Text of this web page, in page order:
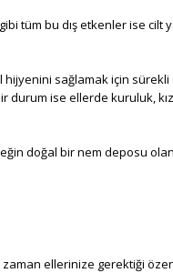
tüm bu dış etkenler ise cilt
sağlamak için
ise ellerde kuruluk,
doğal bir nem deposu
ellerinize gerektiği